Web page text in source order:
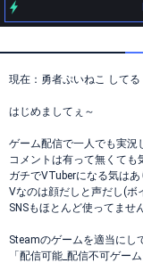
現在：勇者ぷいねこ してる
はじめましてぇ～
ゲーム配信で一人でも実況
コメントは有って無くても
ガチでVTuberになる気はあ
Vなのは顔だしと声だし(ボ
SNSもほとんど使ってませ
Steamのゲームを適当にし
「配信可能_配信不可ゲー